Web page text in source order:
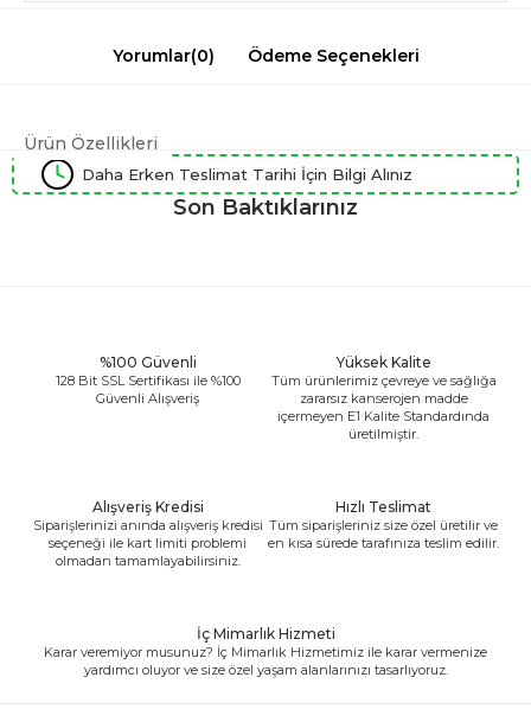
Yorumlar(0) Ödeme Seçenekleri
Ürün Özellikleri
Daha Erken Teslimat Tarihi İçin Bilgi Alınız
Son Baktıklarınız
%100 Güvenli
128 Bit SSL Sertifikası ile %100
Güvenli Alışveriş
Yüksek Kalite
Tüm ürünlerimiz çevreye ve sağlığa
zararsız kanserojen madde
içermeyen E1 Kalite Standardında
üretilmiştir.
Alışveriş Kredisi
Siparişlerinizi anında alışveriş kredisi
seçeneği ile kart limiti problemi
olmadan tamamlayabilirsiniz.
Hızlı Teslimat
Tüm siparişleriniz size özel üretilir ve
en kısa sürede tarafınıza teslim edilir.
İç Mimarlık Hizmeti
Karar veremiyor musunuz? İç Mimarlık Hizmetimiz ile karar vermenize
yardımcı oluyor ve size özel yaşam alanlarınızı tasarlıyoruz.